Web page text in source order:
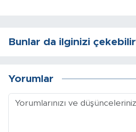
Bunlar da ilginizi çekebilir
Yorumlar
Doğanyol
Arapgir